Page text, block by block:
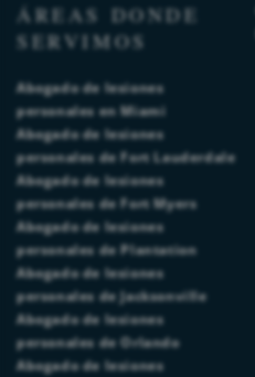
ÁREAS DONDE
SERVIMOS
Abogado de lesiones
personales en Miami
Abogado de lesiones
personales de Fort Lauderdale
Abogado de lesiones
personales de Fort Myers
Abogado de lesiones
personales de Plantation
Abogado de lesiones
personales de Jacksonville
Abogado de lesiones
personales de Orlando
Abogado de lesiones